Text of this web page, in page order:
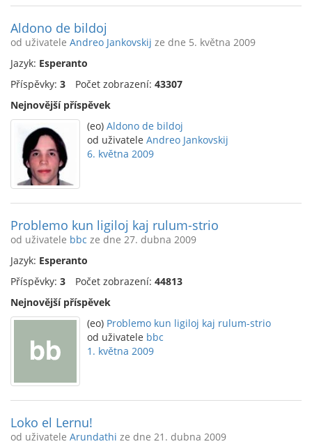
Aldono de bildoj
od uživatele Andreo Jankovskij ze dne 5. května 2009
Jazyk: Esperanto
Příspěvky: 3 Počet zobrazení: 43307
Nejnovější příspěvek
(eo) Aldono de bildoj
od uživatele Andreo Jankovskij
6. května 2009
Problemo kun ligiloj kaj rulum-strio
od uživatele bbc ze dne 27. dubna 2009
Jazyk: Esperanto
Příspěvky: 3 Počet zobrazení: 44813
Nejnovější příspěvek
(eo) Problemo kun ligiloj kaj rulum-strio
od uživatele bbc
1. května 2009
Loko el Lernu!
od uživatele Arundathi ze dne 21. dubna 2009